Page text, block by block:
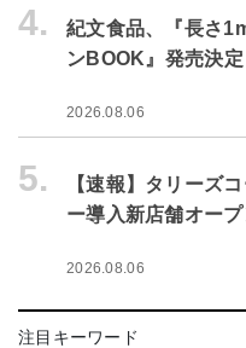
4.
紀文食品、『長さ
ンBOOK』発売決定
2026.08.06
5.
【速報】タリーズ
ー導入新店舗オー
2026.08.06
注目キーワード